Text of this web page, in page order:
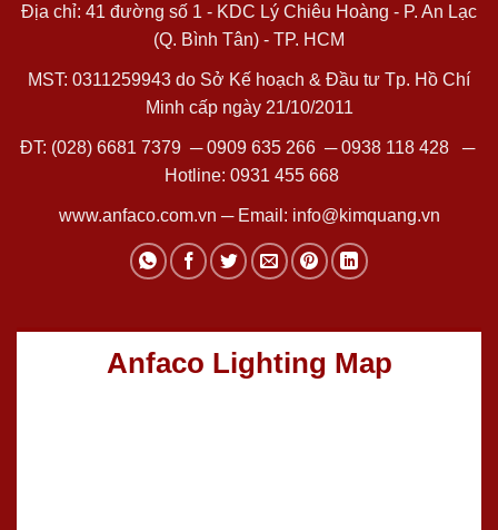
Địa chỉ: 41 đường số 1 - KDC Lý Chiêu Hoàng - P. An Lạc
(Q. Bình Tân) - TP. HCM
MST: 0311259943 do Sở Kế hoạch & Đầu tư Tp. Hồ Chí
Minh cấp ngày 21/10/2011
ĐT: (028) 6681 7379 ─0909 635 266─0938 118 428─
Hotline: 0931 455 668
www.anfaco.com.vn ─ Email: info@kimquang.vn
Anfaco Lighting Map